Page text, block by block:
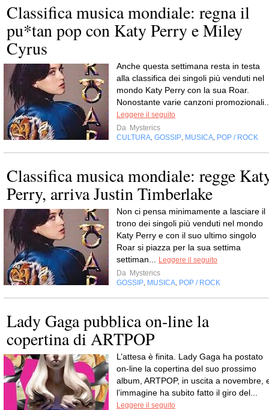
Classifica musica mondiale: regna il
pu*tan pop con Katy Perry e Miley
Cyrus
Anche questa settimana resta in testa
alla classifica dei singoli più venduti nel
mondo Katy Perry con la sua Roar.
Nonostante varie canzoni
Leggere il seguito
Da Mysterics
CULTURA GOSSIP MUSICA POP / ROCK
Classifica musica mondiale: regge
Perry, arriva Justin Timberlake
Non ci pensa minimamente a lasciare il
trono dei singoli più venduti nel mondo
Katy Perry e con il suo ultimo singolo
Roar si piazza per la sua settima
settiman...
Leggere il seguito
Da Mysterics
GOSSIP MUSICA POP / ROCK
Lady Gaga pubblica on-line la
copertina di ARTPOP
L’attesa è finita. Lady Gaga ha postato
on-line la copertina del suo prossimo
album, ARTPOP, in uscita a novembre,
l’immagine ha subito fatto il giro del...
Leggere il seguito